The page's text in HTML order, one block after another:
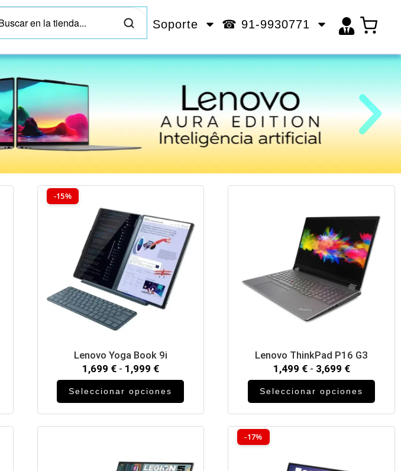
Soporte ☎ 91-9930771
-15%
Lenovo Yoga Book 9i
1,699 € - 1,999 €
Seleccionar opciones
Lenovo ThinkPad P16 G3
1,499 € - 3,699 €
Seleccionar opciones
-17%